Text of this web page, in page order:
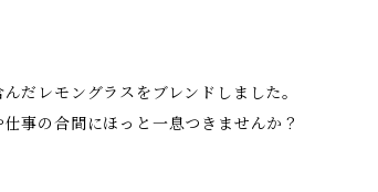
だレモングラスをブレンドしました。
事の合間にほっと一息つきませんか？